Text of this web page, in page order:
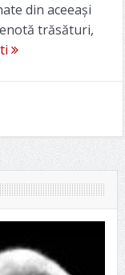
din aceeaşi
trăsături,